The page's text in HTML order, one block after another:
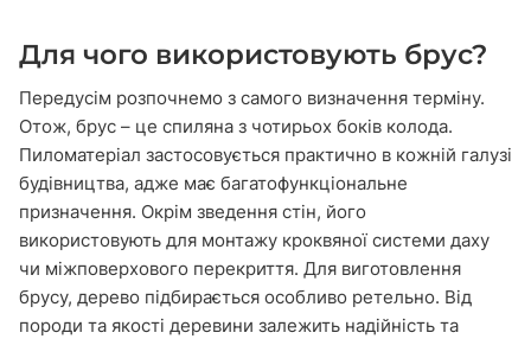
Для чого використовують брус?
Передусім розпочнемо з самого визначення терміну.
Отож, брус – це спиляна з чотирьох боків колода.
Пиломатеріал застосовується практично в кожній галузі
будівництва, адже має багатофункціональне
призначення. Окрім зведення стін, його
використовують для монтажу кроквяної системи даху
чи міжповерхового перекриття. Для виготовлення
брусу, дерево підбирається особливо ретельно. Від
породи та якості деревини залежить надійність та